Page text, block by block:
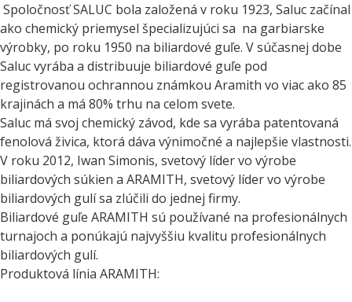
Spoločnosť SALUC bola založená v roku 1923, Saluc začínal
ako chemický priemysel špecializujúci sa na garbiarske
výrobky, po roku 1950 na biliardové guľe. V súčasnej dobe
Saluc vyrába a distribuuje biliardové guľe pod
registrovanou ochrannou známkou Aramith vo viac ako 85
krajinách a má 80% trhu na celom svete.
Saluc má svoj chemický závod, kde sa vyrába patentovaná
fenolová živica, ktorá dáva výnimočné a najlepšie vlastnosti.
V roku 2012, Iwan Simonis, svetový líder vo výrobe
biliardových súkien a ARAMITH, svetový líder vo výrobe
biliardových gulí sa zlúčili do jednej firmy.
Biliardové guľe ARAMITH sú používané na profesionálnych
turnajoch a ponúkajú najvyššiu kvalitu profesionálnych
biliardových gulí.
Produktová línia ARAMITH: